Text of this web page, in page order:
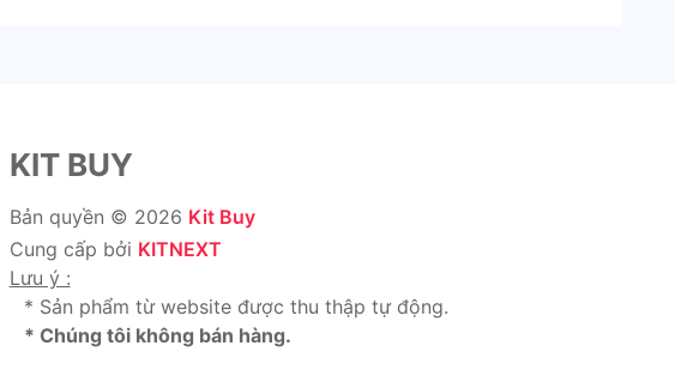
KIT BUY
Bản quyền © 2026 Kit Buy
Cung cấp bởi KITNEXT
Lưu ý :
* Sản phẩm từ website được thu thập tự động.
* Chúng tôi không bán hàng.